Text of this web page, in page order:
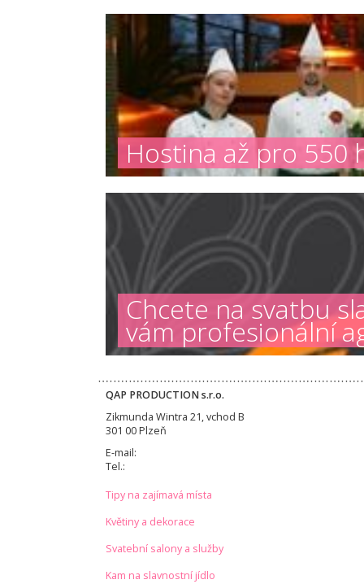
Hostina až pro 550
Chcete na svatbu
vám profesionální
QAP PRODUCTION s.r.o.
Zikmunda Wintra 21, vchod B
301 00 Plzeň
E-mail:
Tel.:
Tipy na zajímavá místa
Květiny a dekorace
Svatební salony a služby
Kam na slavnostní jídlo